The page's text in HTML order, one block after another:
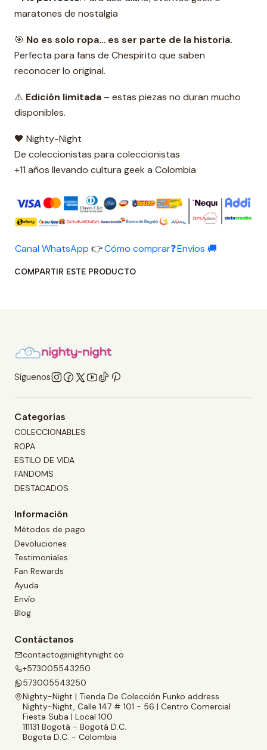
maratones de nostalgia
🎯 No es solo ropa… es ser parte de la historia.
Perfecta para fans de Chespirito que saben
reconocer lo original.
⚠️ Edición limitada – estas piezas no duran mucho
disponibles.
🖤 Nighty-Night
De coleccionistas para coleccionistas
+11 años llevando cultura geek a Colombia
Canal WhatsApp 👉Cómo comprar❓Envíos 🚚
COMPARTIR ESTE PRODUCTO
Síguenos
Categorías
COLECCIONABLES
ROPA
ESTILO DE VIDA
FANDOMS
DESTACADOS
Información
Métodos de pago
Devoluciones
Testimoniales
Fan Rewards
Ayuda
Envío
Blog
Contáctanos
contacto@nightynight.co
+573005543250
573005543250
Nighty-Night | Tienda De Colección Funko address
Nighty-Night, Calle 147 # 101 - 56 | Centro Comercial
Fiesta Suba | Local 100
111131 Bogotá - Bogotá D.C.
Bogota D.C. - Colombia